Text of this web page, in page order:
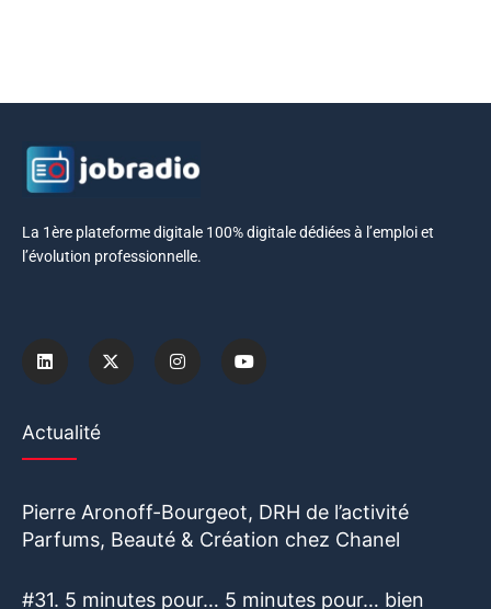
La 1ère plateforme digitale 100% digitale dédiées à l’emploi et
l’évolution professionnelle.
Actualité
Pierre Aronoff-Bourgeot, DRH de l’activité
Parfums, Beauté & Création chez Chanel
#31. 5 minutes pour… 5 minutes pour… bien